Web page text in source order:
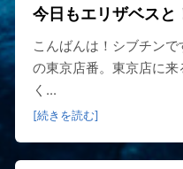
今日もエリザベスと
こんばんは！シブチン
の東京店番。東京店に
く...
[続きを読む]